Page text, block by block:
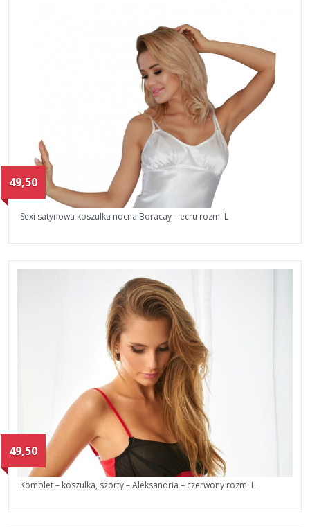
49,50
Sexi satynowa koszulka nocna Boracay – ecru rozm. L
49,50
Komplet – koszulka, szorty – Aleksandria – czerwony rozm. L